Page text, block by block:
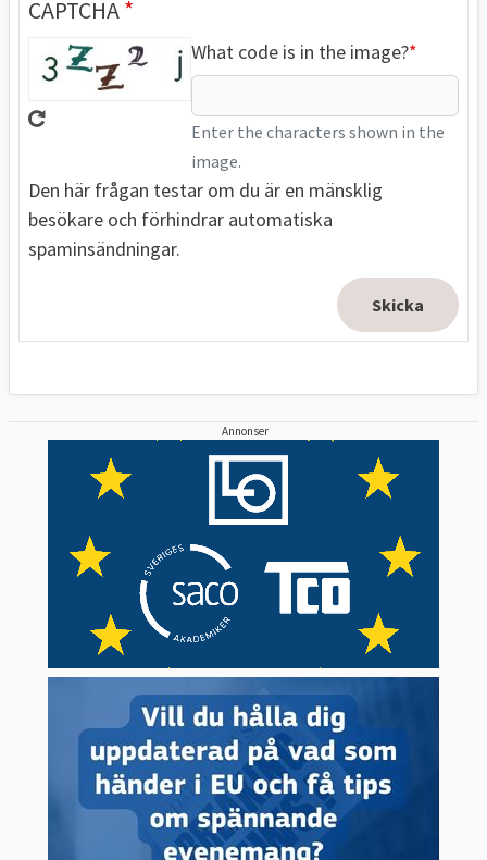
CAPTCHA
What code is in the image?
Enter the characters shown in the
image.
Den här frågan testar om du är en mänsklig
besökare och förhindrar automatiska
spaminsändningar.
Annonser